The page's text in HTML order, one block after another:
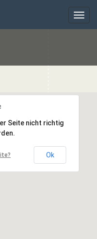
Toggle
Seite nicht richtig
Ok
Seite nicht richtig
Ok
Toggle